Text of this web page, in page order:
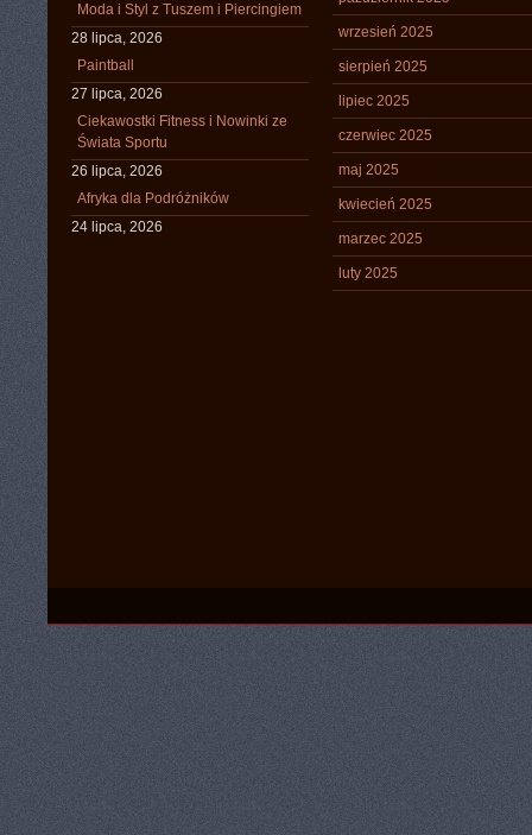
Moda i Styl z Tuszem i Piercingiem
28 lipca, 2026
Paintball
27 lipca, 2026
Ciekawostki Fitness i Nowinki ze
Świata Sportu
26 lipca, 2026
Afryka dla Podróżników
24 lipca, 2026
wrzesień 2025
sierpień 2025
lipiec 2025
czerwiec 2025
maj 2025
kwiecień 2025
marzec 2025
luty 2025